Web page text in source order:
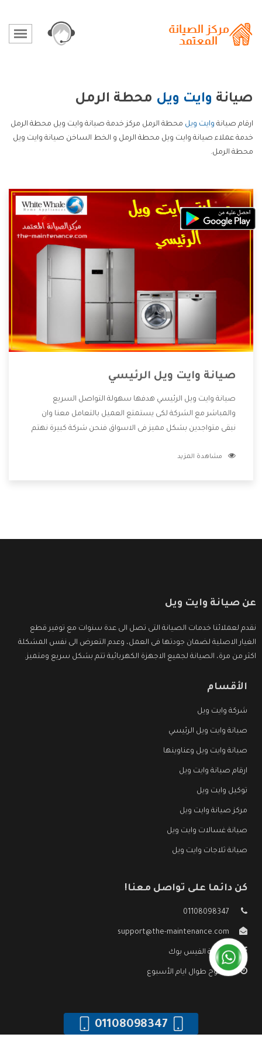
صيانة وايت ويل محطة الرمل
ارقام صيانة وايت ويل محطة الرمل مركز خدمة صيانة وايت ويل محطة الرمل
خدمة عملاء صيانة وايت ويل محطة الرمل و الخط الساخن صيانة وايت ويل
محطة الرمل.
صيانة وايت ويل الرئيسي
صيانة وايت ويل الرئيسي هدفها سهولة التواصل السريع
والمباشر مع الشركة لكى يستمتع العميل بالتعامل معنا وان
نبقى متواجدين بشكل مميز فى الاسواق فنحن شركة كبيرة نهتم
الشركة بها والتى تكون منها خدمة الصيانة التى تكون من أهم
مشاهدة المزيد
عن صيانة وايت ويل
نقدم لعملائنا خدمات الصيانة التى تصل الى عدة سنوات مع توفير قطع
الغيار الاصلية لضمان جودتها فى العمل، وعدم التعرض الى نفس المشكلة
اكثر من مرة، الصيانة لجميع الاجهزة الكهربائية تتم بشكل سريع ومتميز.
الأقسام
شركة وايت ويل
صيانة وايت ويل الرئيسي
صيانة وايت ويل وعناوينها
ارقام صيانة وايت ويل
توكيل وايت ويل
مركز صيانة وايت ويل
صيانة غسالات وايت ويل
صيانة ثلاجات وايت ويل
كن دائما على تواصل معنا!
01108098347
support@the-maintenance.com
صفحة الفيس بوك
مفتوح طوال ايام الأسبوع
01108098347